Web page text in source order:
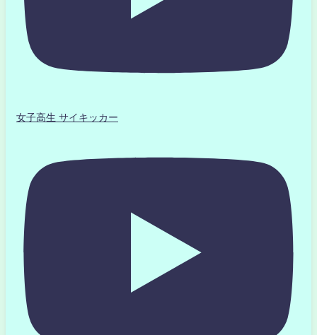
女子高生 サイキッカー